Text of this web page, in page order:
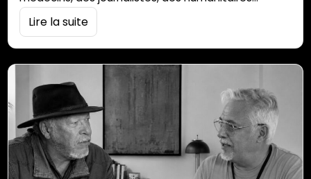
perdent leur vie sur des terrains de guerre. Leurs
mains nues, leur stylo, leur caméra braquée sur
humanitaires tués– des centaines de soignants
exécutés. Gaza, […]
Lire la suite